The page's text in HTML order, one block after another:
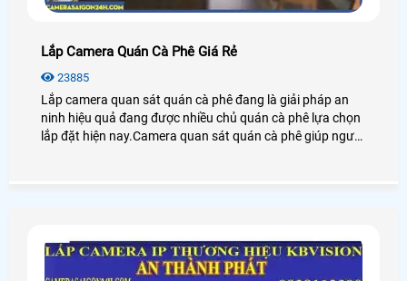
Lắp Camera Quán Cà Phê Giá Rẻ
23885
Lắp camera quan sát quán cà phê đang là giải pháp an
ninh hiệu quả đang được nhiều chủ quán cà phê lựa chọn
lắp đặt hiện nay.Camera quan sát quán cà phê giúp người